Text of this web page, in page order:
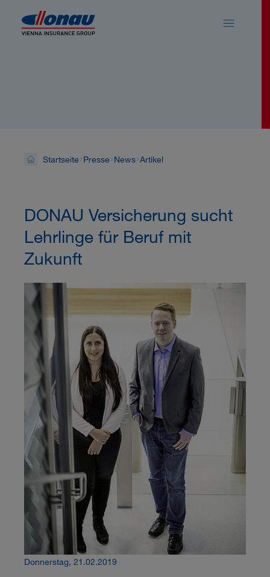
Startseite Presse News Artikel
DONAU Versicherung sucht
Lehrlinge für Beruf mit
Zukunft
Donnerstag, 21.02.2019